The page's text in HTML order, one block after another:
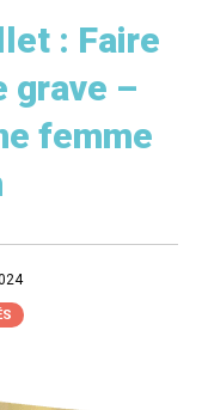
: Faire
grave –
femme